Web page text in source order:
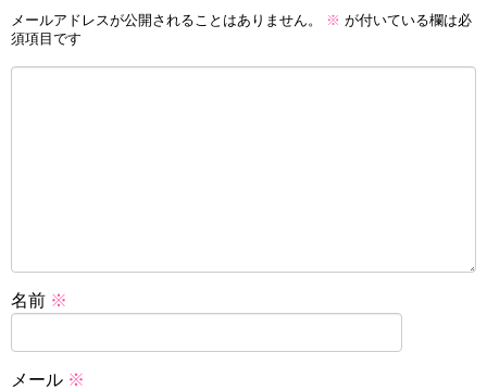
メールアドレスが公開されることはありません。 ※ が付いている欄は必
須項目です
名前 ※
メール ※